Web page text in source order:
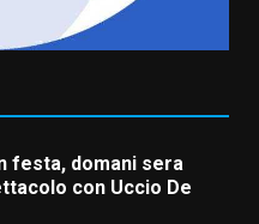
di Fasano apre
la Festa di
festa, domani sera
con Uccio De